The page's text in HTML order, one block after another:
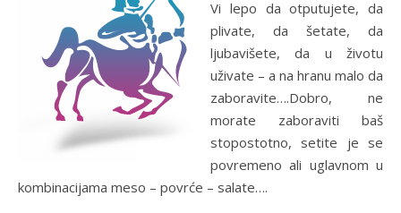
Vi lepo da otputujete, da
plivate, da šetate, da
ljubavišete, da u životu
uživate – a na hranu malo da
zaboravite….Dobro, ne
morate zaboraviti baš
stopostotno, setite je se
povremeno ali uglavnom u
kombinacijama meso – povrće – salate….